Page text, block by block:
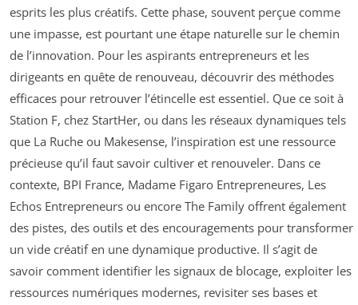
esprits les plus créatifs. Cette phase, souvent perçue comme
une impasse, est pourtant une étape naturelle sur le chemin
de l’innovation. Pour les aspirants entrepreneurs et les
dirigeants en quête de renouveau, découvrir des méthodes
efficaces pour retrouver l’étincelle est essentiel. Que ce soit à
Station F, chez StartHer, ou dans les réseaux dynamiques tels
que La Ruche ou Makesense, l’inspiration est une ressource
précieuse qu’il faut savoir cultiver et renouveler. Dans ce
contexte, BPI France, Madame Figaro Entrepreneures, Les
Echos Entrepreneurs ou encore The Family offrent également
des pistes, des outils et des encouragements pour transformer
un vide créatif en une dynamique productive. Il s’agit de
savoir comment identifier les signaux de blocage, exploiter les
ressources numériques modernes, revisiter ses bases et